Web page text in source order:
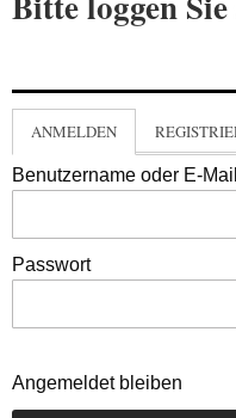
ANMELDEN
Benutzername oder E-
Passwort
Angemeldet bleiben